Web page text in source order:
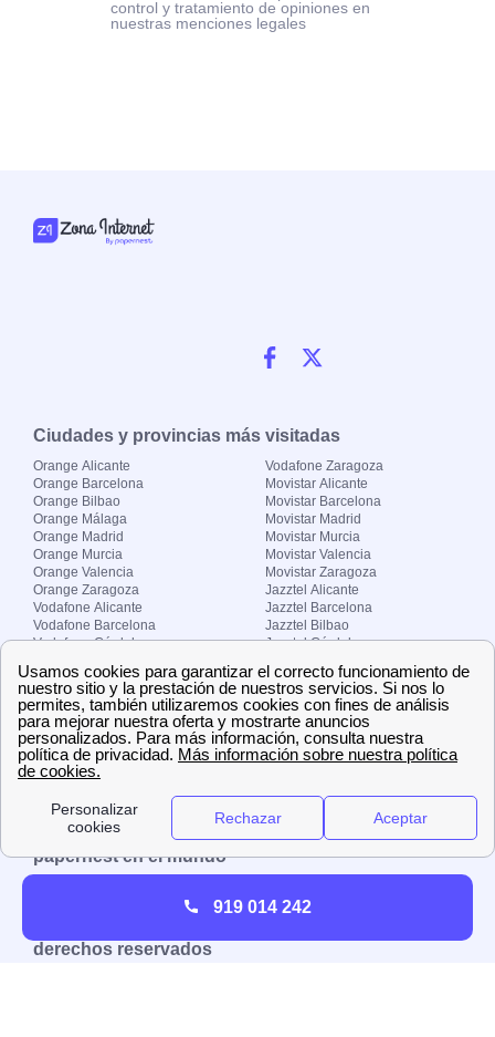
control y tratamiento de opiniones en
nuestras menciones legales
Ciudades y provincias más visitadas
Orange Alicante
Orange Barcelona
Orange Bilbao
Orange Málaga
Orange Madrid
Orange Murcia
Orange Valencia
Orange Zaragoza
Vodafone Alicante
Vodafone Barcelona
Vodafone Córdoba
Vodafone Madrid
Vodafone Murcia
Vodafone Valencia
Vodafone Zaragoza
Movistar Alicante
Movistar Barcelona
Movistar Madrid
Movistar Murcia
Movistar Valencia
Movistar Zaragoza
Jazztel Alicante
Jazztel Barcelona
Jazztel Bilbao
Jazztel Córdoba
Jazztel Málaga
Jazztel Valencia
Jazztel Zaragoza
Sobre Zona-internet.com
¿Quiénes somos?
El grupo papernest
Aviso legal Nuestras ofertas de trabajo
papernest en el mundo
Reino Unido
derechos reservados
919 014 242